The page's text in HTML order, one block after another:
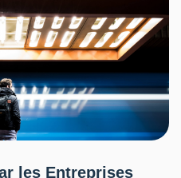
les Entreprises